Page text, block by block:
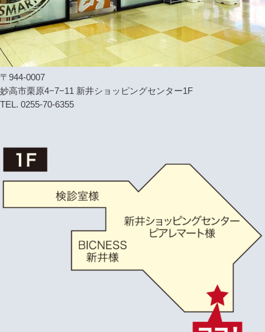
〒944-0007
妙高市栗原4−7−11 新井ショッピングセンター1F
TEL. 0255-70-6355